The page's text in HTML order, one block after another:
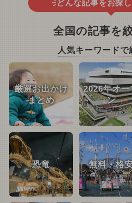
どんな記事をお探
全国の記事を
人気キーワードで
厳選お出かけ
まとめ
2026年オー
ン
恐竜 無料・格